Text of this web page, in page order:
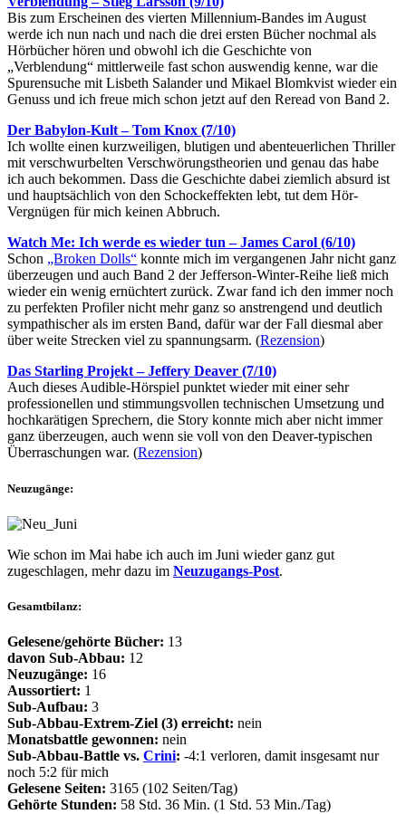
Bis zum Erscheinen des vierten Millennium-Bandes im August
werde ich nun nach und nach die drei ersten Bücher nochmal als
Hörbücher hören und obwohl ich die Geschichte von
„Verblendung“ mittlerweile fast schon auswendig kenne, war die
Spurensuche mit Lisbeth Salander und Mikael Blomkvist wieder ein
Genuss und ich freue mich schon jetzt auf den Reread von Band 2.
Der Babylon-Kult – Tom Knox (7/10)
Ich wollte einen kurzweiligen, blutigen und abenteuerlichen Thriller
mit verschwurbelten Verschwörungstheorien und genau das habe
ich auch bekommen. Dass die Geschichte dabei ziemlich absurd ist
und hauptsächlich von den Schockeffekten lebt, tut dem Hör-
Vergnügen für mich keinen Abbruch.
Watch Me: Ich werde es wieder tun – James Carol (6/10)
Schon „Broken Dolls“ konnte mich im vergangenen Jahr nicht ganz
überzeugen und auch Band 2 der Jefferson-Winter-Reihe ließ mich
wieder ein wenig ernüchtert zurück. Zwar fand ich den immer noch
zu perfekten Profiler nicht mehr ganz so anstrengend und deutlich
sympathischer als im ersten Band, dafür war der Fall diesmal aber
über weite Strecken viel zu spannungsarm. (Rezension)
Das Starling Projekt – Jeffery Deaver (7/10)
Auch dieses Audible-Hörspiel punktet wieder mit einer sehr
professionellen und stimmungsvollen technischen Umsetzung und
hochkarätigen Sprechern, die Story konnte mich aber nicht immer
ganz überzeugen, auch wenn sie voll von den Deaver-typischen
Überraschungen war. (Rezension)
Neuzugänge:
Wie schon im Mai habe ich auch im Juni wieder ganz gut
zugeschlagen, mehr dazu im Neuzugangs-Post.
Gesamtbilanz:
Gelesene/gehörte Bücher: 13
davon Sub-Abbau: 12
Neuzugänge: 16
Aussortiert: 1
Sub-Aufbau: 3
Sub-Abbau-Extrem-Ziel (3) erreicht: nein
Monatsbattle gewonnen: nein
Sub-Abbau-Battle vs. Crini: -4:1 verloren, damit insgesamt nur
noch 5:2 für mich
Gelesene Seiten: 3165 (102 Seiten/Tag)
Gehörte Stunden: 58 Std. 36 Min. (1 Std. 53 Min./Tag)